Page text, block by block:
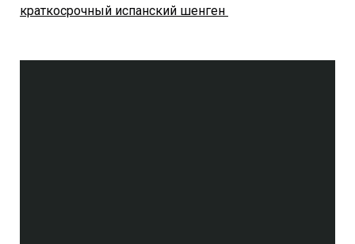
краткосрочный испанский шенген